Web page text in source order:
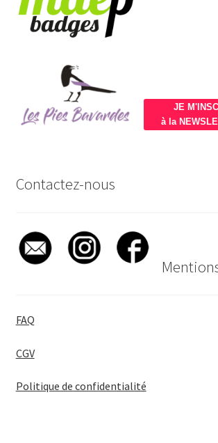
JE
à la
Contactez-nous
FAQ
CGV
Politique de confidentialité